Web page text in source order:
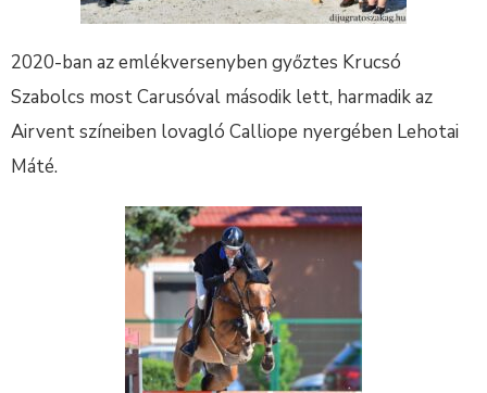
2020-ban az emlékversenyben győztes Krucsó
Szabolcs most Carusóval második lett, harmadik az
Airvent színeiben lovagló Calliope nyergében Lehotai
Máté.